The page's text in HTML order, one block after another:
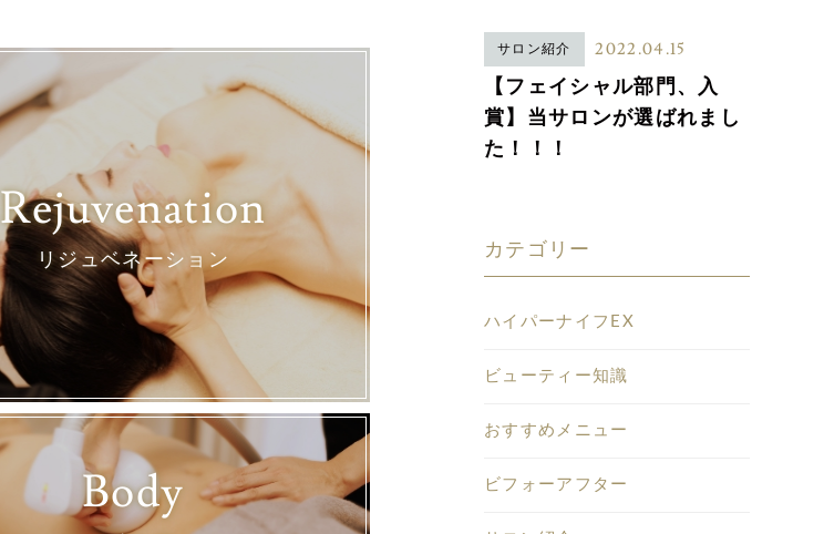
Rejuvenation
リジュベネーション
Body
サロン紹介 2022.04.15
【フェイシャル部門、入
賞】当サロンが選ばれまし
た！！！
カテゴリー
ハイパーナイフEX
ビューティー知識
おすすめメニュー
ビフォーアフター